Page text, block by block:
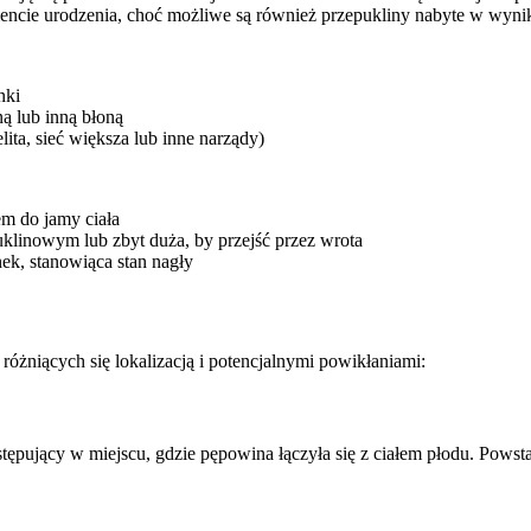
urodzenia, choć możliwe są również przepukliny nabyte w
lub inną błoną
sieć większa lub inne narządy)
do jamy ciała
lub zbyt duża, by przejść przez wrota
stanowiąca stan nagły
się lokalizacją i potencjalnymi powikłaniami:
w miejscu, gdzie pępowina łączyła się z ciałem płodu.